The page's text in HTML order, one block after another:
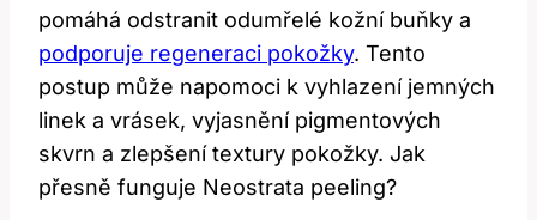
⁣pomáhá odstranit odumřelé kožní buňky a
podporuje regeneraci pokožky. Tento
postup může napomoci ‍k ‌vyhlazení jemných‌
linek⁢ a vrásek, ‍vyjasnění pigmentových‌
skvrn ⁣a zlepšení ‌textury pokožky. ‍Jak
‌přesně funguje Neostrata‌ peeling?